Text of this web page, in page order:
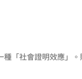
種「社會證明效應」。